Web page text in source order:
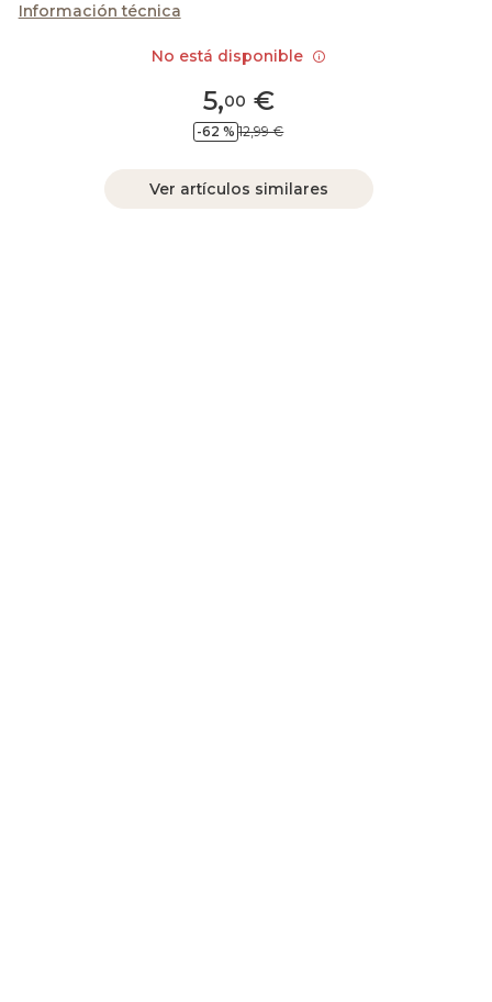
Información técnica
5,00 €
-62 % 12,99 €
Ver artículos similares